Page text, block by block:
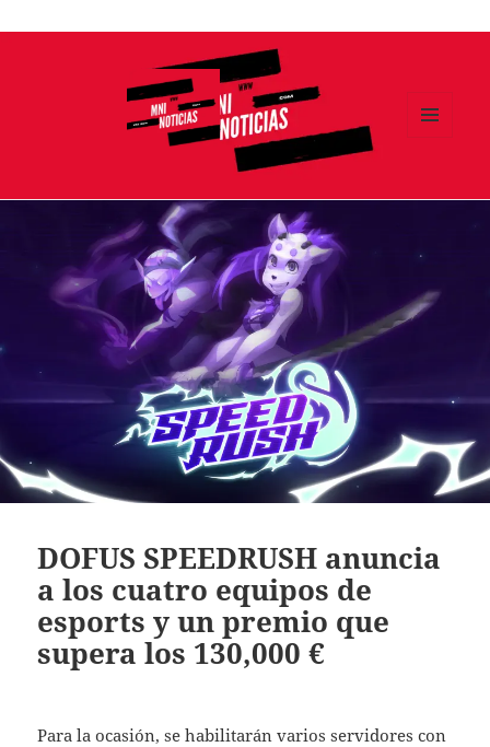
Ir
DOFUS SPEEDRUSH anuncia
a los cuatro equipos de
esports y un premio que
supera los 130,000 €
Para la ocasión, se habilitarán varios servidores con